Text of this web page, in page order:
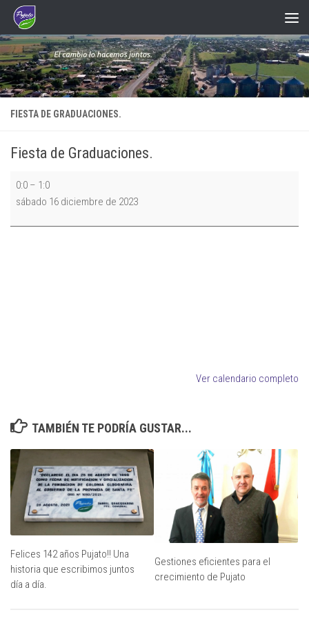
Saltar al contenido
FIESTA DE GRADUACIONES.
Fiesta de Graduaciones.
Fiesta
0:0 – 1:0
sábado 16 diciembre de 2023
Ver calendario completo
TAMBIÉN TE PODRÍA GUSTAR...
Felices 142 años Pujato!! Una
historia que escribimos juntos
día a día.
Gestiones eficientes para el
crecimiento de Pujato